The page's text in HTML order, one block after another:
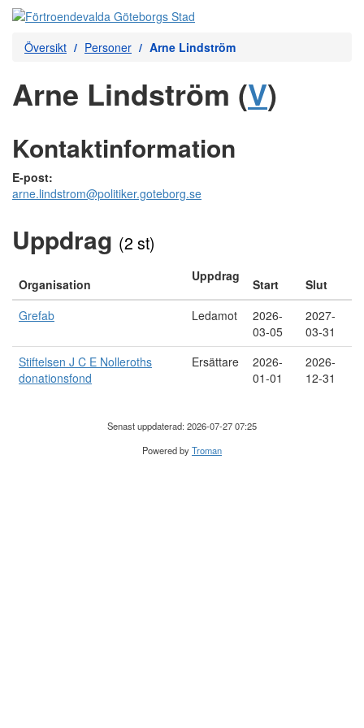
Översikt Personer Arne Lindström
Arne Lindström (V)
Kontaktinformation
E-post:
arne.lindstrom@politiker.goteborg.se
Uppdrag (2 st)
Organisation
Uppdrag
Start
Slut
Grefab
Ledamot
2026-
03-05
2027-
03-31
Stiftelsen J C E Nolleroths
donationsfond
Ersättare
2026-
01-01
2026-
12-31
Senast uppdaterad: 2026-07-27 07:25
Powered byTroman